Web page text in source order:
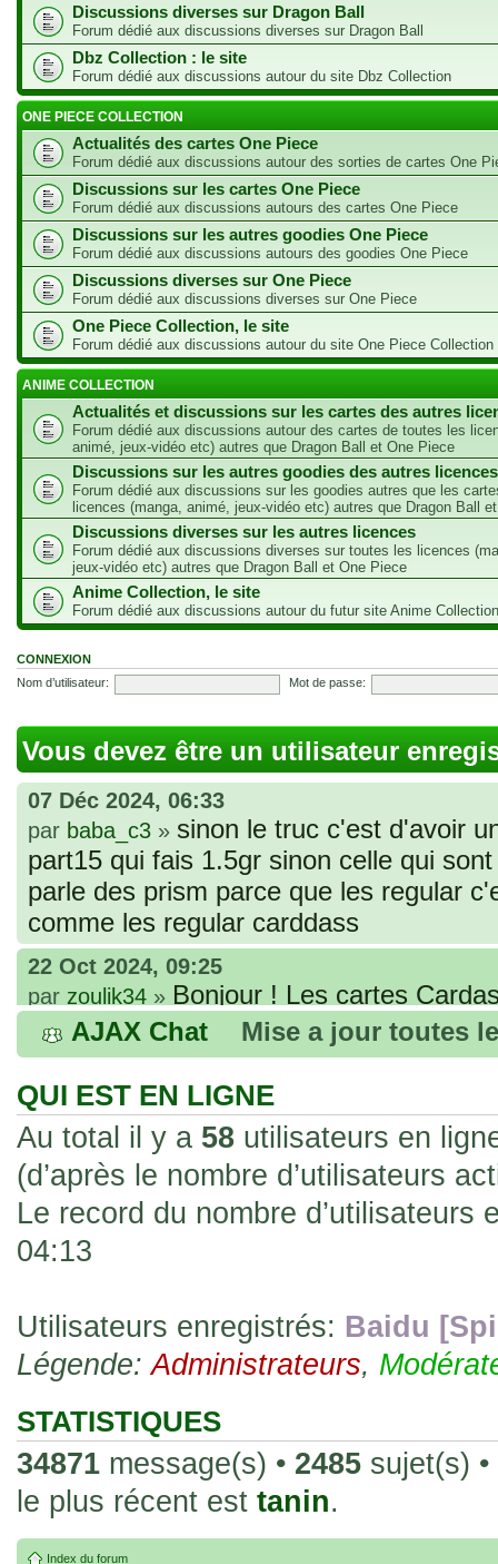
Discussions diverses sur Dragon Ball
Forum dédié aux discussions diverses sur Dragon Ball
Dbz Collection : le site
Forum dédié aux discussions autour du site Dbz Collection
ONE PIECE COLLECTION
Actualités des cartes One Piece
Forum dédié aux discussions autour des sorties de cartes One
Discussions sur les cartes One Piece
Forum dédié aux discussions autours des cartes One Piece
Discussions sur les autres goodies One Piece
Forum dédié aux discussions autours des goodies One Piece
Discussions diverses sur One Piece
Forum dédié aux discussions diverses sur One Piece
One Piece Collection, le site
Forum dédié aux discussions autour du site One Piece Collection
ANIME COLLECTION
Actualités et discussions sur les cartes des autres
Forum dédié aux discussions autour des cartes de toutes les
animé, jeux-vidéo etc) autres que Dragon Ball et One Piece
Discussions sur les autres goodies des autres licences
Forum dédié aux discussions sur les goodies autres que les
licences (manga, animé, jeux-vidéo etc) autres que Dragon Ball
Discussions diverses sur les autres licences
Forum dédié aux discussions diverses sur toutes les licences
jeux-vidéo etc) autres que Dragon Ball et One Piece
Anime Collection, le site
Forum dédié aux discussions autour du futur site Anime Collection
CONNEXION
Nom d’utilisateur:
Mot de passe:
Vous devez être un utilisateur
07 Déc 2024, 06:33
par baba_c3 » sinon le truc c'est d'avoir
part15 qui fais 1.5gr sinon celle qui
parle des prism parce que les regular
comme les regular carddass
22 Oct 2024, 09:25
par zoulik34 » Bonjour ! Les cartes
que vous avez commandées, sont
fines et souples. Cela fait partie de
les rend faciles à manipuler et à
sur l'authenticité ou la qualité de votre
avec d'autres cartes de la même série
collectionneurs. Mais en règle
fait normal pour ce type de carte.
26 Déc 2023, 13:46
acheter une réédition de cette Hondan ?
02 Juin 2023, 14:17
par
Bonjour j'ai commandé
20 , je trouve la carte vraiment très
collection les carte sont censées être
24 Oct 2022, 13:37
par
de Lucy de Cyberpunk : Edgerunners.
AJAX Chat Mise a jour toutes
QUI EST EN LIGNE
Au total il y a 58 utilisateurs en
(d’après le nombre d’utilisateurs
Le record du nombre d’utilisateurs
04:13
Utilisateurs enregistrés: Baidu
Légende:Administrateurs,
STATISTIQUES
34871 message(s) • 2485 sujet(s) •
le plus récent est tanin.
Index du forum